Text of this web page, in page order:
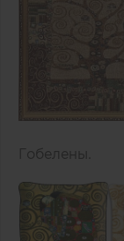
Гобелены.